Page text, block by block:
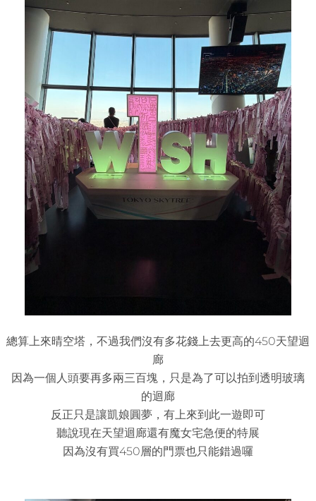
總算上來晴空塔，不過我們沒有多花錢上去更高的450天望迴
廊
因為一個人頭要再多兩三百塊，只是為了可以拍到透明玻璃
的迴廊
反正只是讓凱娘圓夢，有上來到此一遊即可
聽說現在天望迴廊還有魔女宅急便的特展
因為沒有買450層的門票也只能錯過囉